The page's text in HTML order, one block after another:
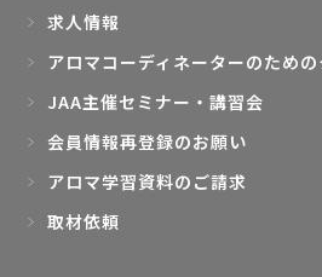
求人情報
アロマコーディネーターのため
JAA主催セミナー・講習会
会員情報再登録のお願い
アロマ学習資料のご請求
取材依頼